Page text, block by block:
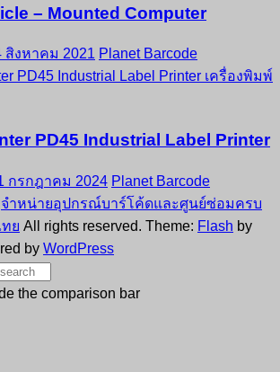
EDA57 Mobile Computer
สิงหาคม 2021 Planet Barcode
PD45 Industrial Label Printer